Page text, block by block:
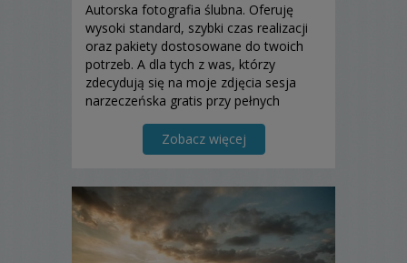
Autorska fotografia ślubna. Oferuję
wysoki standard, szybki czas realizacji
oraz pakiety dostosowane do twoich
potrzeb. A dla tych z was, którzy
zdecydują się na moje zdjęcia sesja
narzeczeńska gratis przy pełnych
Zobacz więcej